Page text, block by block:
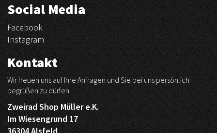
Social Media
Facebook
Instagram
Kontakt
Wir freuen uns auf Ihre Anfragen und Sie bei uns persönlich
begrüßen zu dürfen
Zweirad Shop Müller e.K.
Im Wiesengrund 17